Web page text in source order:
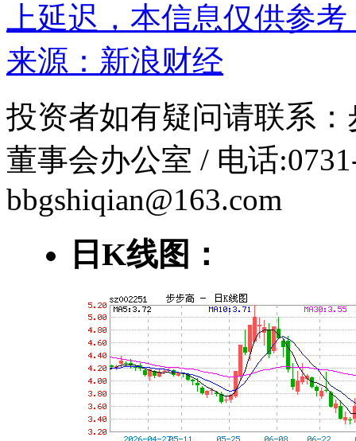
上延迟，本信息仅供参
来源： 新浪财经
投资者如有疑问请联系
董事会办公室 / 电话
bbgshiqian@163.com
日K线图：